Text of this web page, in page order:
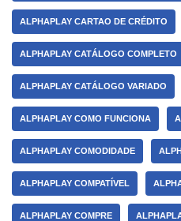
ALPHAPLAY CARTAO DE CRÉDITO
ALPHAPLAY CATÁLOGO COMPLETO
ALPHAPLAY CATÁLOGO VARIADO
ALPHAPLAY COMO FUNCIONA
ALPHAPLAY COMODIDADE
ALPHAPLAY COMPATÍVEL
ALPHAPLAY COMPRE